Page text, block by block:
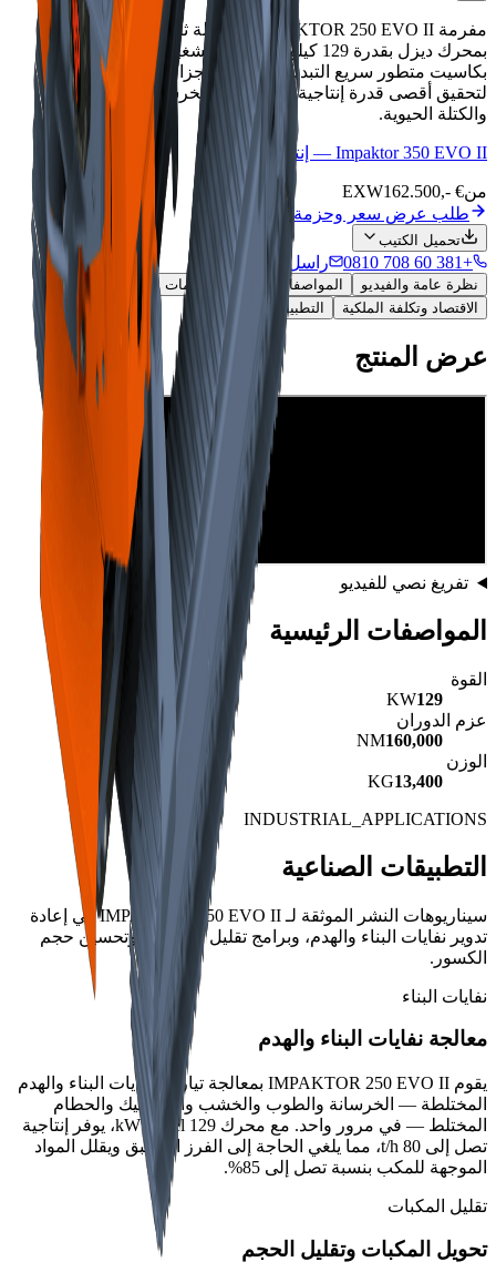
مفرمة IMPAKTOR 250 EVO II المتنقلة ثنائية المحور مزودة
بمحرك ديزل بقدرة 129 كيلوواط ووزن تشغيلي 13.4 طن. تتميز
بكاسيت متطور سريع التبديل للأعمدة وأجزاء تآكل من Hardox
لتحقيق أقصى قدرة إنتاجية في معالجة الخرسانة ونفايات البناء
والكتلة الحيوية.
Impaktor 350 EVO II — إنتاجية أعلى
من162.500,- €
EXW
طلب عرض سعر وحزمة تكلفة الملكية
تحميل الكتيب
+381 60 708 0810 راسل المبيعات
نظرة عامة والفيديو
المواصفات الفنية والرسومات
الاقتصاد وتكلفة الملكية
التطبيقات والامتثال
عرض المنتج
تفريغ نصي للفيديو
المواصفات الرئيسية
القوة
129
KW
عزم الدوران
160,000
NM
الوزن
13,400
KG
INDUSTRIAL_APPLICATIONS
التطبيقات الصناعية
سيناريوهات النشر الموثقة لـ IMPAKTOR 250 EVO II في إعادة
تدوير نفايات البناء والهدم، وبرامج تقليل المكبات، وتحسين حجم
الكسور.
نفايات البناء
معالجة نفايات البناء والهدم
يقوم IMPAKTOR 250 EVO II بمعالجة تيارات نفايات البناء والهدم
المختلطة — الخرسانة والطوب والخشب والبلاستيك والحطام
المختلط — في مرور واحد. مع محرك 129 kW diesel، يوفر إنتاجية
تصل إلى 80 t/h، مما يلغي الحاجة إلى الفرز المسبق ويقلل المواد
الموجهة للمكب بنسبة تصل إلى 85%.
تقليل المكبات
تحويل المكبات وتقليل الحجم